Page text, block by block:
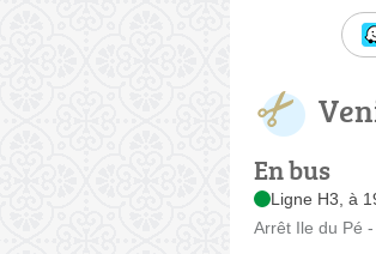
En bus
Ligne H3, à
Arrêt Ile du Pé